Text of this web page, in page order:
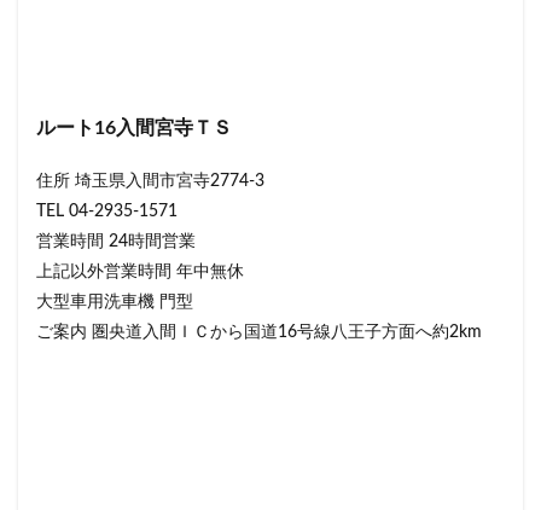
ルート16入間宮寺ＴＳ
住所 埼玉県入間市宮寺2774-3
TEL 04-2935-1571
営業時間 24時間営業
上記以外営業時間 年中無休
大型車用洗車機 門型
ご案内 圏央道入間ＩＣから国道16号線八王子方面へ約2km